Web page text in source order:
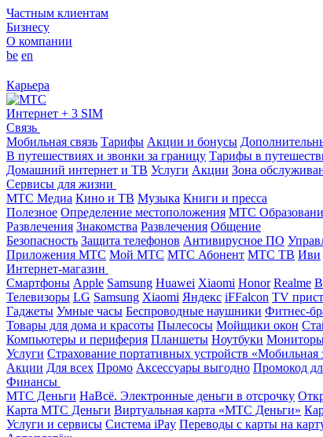
Частным клиентам
Бизнесу
О компании
be en
Карьера
Интернет + 3 SIM
Связь
Мобильная связь Тарифы Акции и бонусы
В путешествиях и звонки за границу Тарифы в
Домашний интернет и ТВ Услуги Акции Зона
Сервисы для жизни
МТС Медиа Кино и ТВ Музыка Книги и пресса
Полезное Определение местоположения МТС
Развлечения Знакомства Развлечения Общение
Безопасность Защита телефонов Антивирусное ПО
Приложения МТС Мой МТС МТС Абонент МТС ТВ Иви
Интернет-магазин
Смартфоны Apple Samsung Huawei Xiaomi Honor Realme
Телевизоры LG Samsung Xiaomi Яндекс iFFalcon TV
Гаджеты Умные часы Беспроводные наушники Фитнес-
Товары для дома и красоты Пылесосы Мойщики окон
Компьютеры и периферия Планшеты Ноутбуки
Услуги Страхование портативных устройств «Мобильная
Акции Для всех Промо Аксессуары выгодно Промокод
Финансы
МТС Деньги НаВсё. Электронные деньги в отсрочку
Карта МТС Деньги Виртуальная карта «МТС Деньги»
Услуги и сервисы Система iPay Переводы с карты на